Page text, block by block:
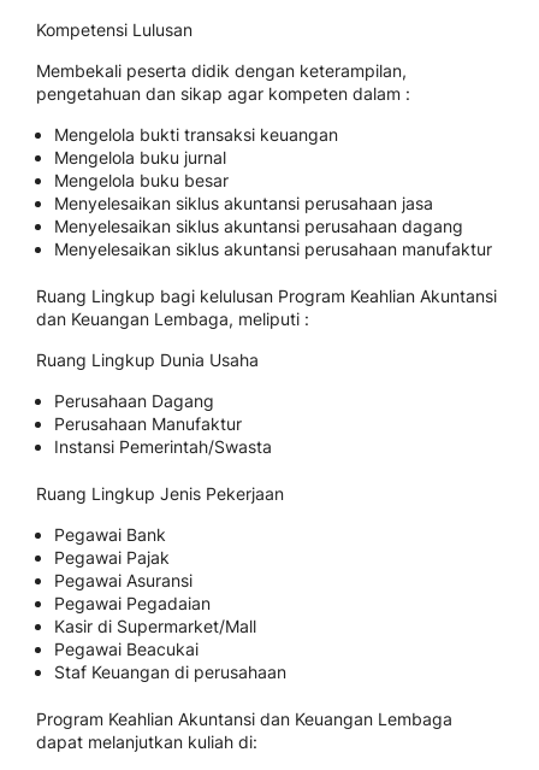
Kompetensi Lulusan
Membekali peserta didik dengan keterampilan,
pengetahuan dan sikap agar kompeten dalam :
Mengelola bukti transaksi keuangan
Mengelola buku jurnal
Mengelola buku besar
Menyelesaikan siklus akuntansi perusahaan jasa
Menyelesaikan siklus akuntansi perusahaan dagang
Menyelesaikan siklus akuntansi perusahaan manufaktur
Ruang Lingkup bagi kelulusan Program Keahlian Akuntansi
dan Keuangan Lembaga, meliputi :
Ruang Lingkup Dunia Usaha
Perusahaan Dagang
Perusahaan Manufaktur
Instansi Pemerintah/Swasta
Ruang Lingkup Jenis Pekerjaan
Pegawai Bank
Pegawai Pajak
Pegawai Asuransi
Pegawai Pegadaian
Kasir di Supermarket/Mall
Pegawai Beacukai
Staf Keuangan di perusahaan
Program Keahlian Akuntansi dan Keuangan Lembaga
dapat melanjutkan kuliah di: